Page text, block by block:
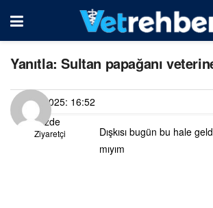
Yanıtla: Sultan papağanı
08/03/2025: 16:52
Gözde
Ziyaretçi
Dışkısı bugün bu hale
mıyım